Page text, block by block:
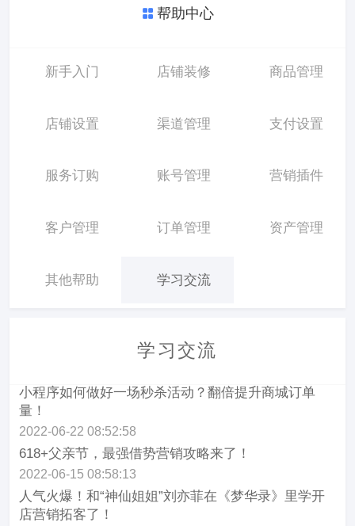
帮助中心
新手入门 店铺装修 商品管理
店铺设置 渠道管理 支付设置
服务订购 账号管理 营销插件
客户管理 订单管理 资产管理
其他帮助 学习交流
学习交流
小程序如何做好一场秒杀活动？翻倍提升商城订单
量！
2022-06-22 08:52:58
618+父亲节，最强借势营销攻略来了！
2022-06-15 08:58:13
人气火爆！和“神仙姐姐”刘亦菲在《梦华录》里学开
店营销拓客了！